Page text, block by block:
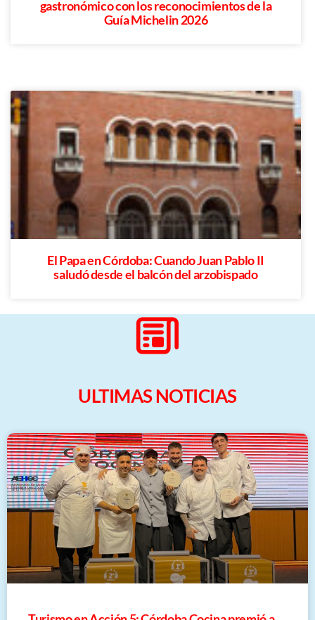
gastronómico con los reconocimientos de la
Guía Michelin 2026
El Papa en Córdoba: Cuando Juan Pablo II
saludó desde el balcón del arzobispado
ULTIMAS NOTICIAS